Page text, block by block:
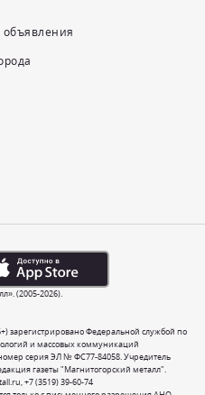
объявления
зарегистрировано Федеральной службой по
и массовых коммуникаций
серия ЭЛ № ФС77-84058. Учредитель
газеты "Магнитогорский металл".
,+7 (3519) 39-60-74
(2005-2026).